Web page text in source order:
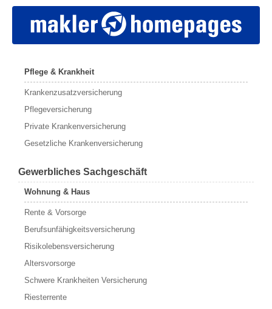
Pflege & Krankheit
Krankenzusatzversicherung
Pflegeversicherung
Private Krankenversicherung
Gesetzliche Krankenversicherung
Gewerbliches Sachgeschäft
Wohnung & Haus
Rente & Vorsorge
Berufs­unfähigkeitsversicherung
Risikolebensversicherung
Altersvorsorge
Schwere Krankheiten Versicherung
Riesterrente